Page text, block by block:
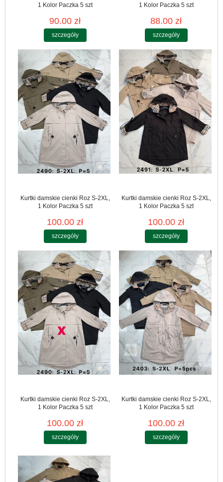
1 Kolor Paczka 5 szt
90.00 zł
szczegóły
1 Kolor Paczka 5 szt
88.00 zł
szczegóły
Kurtki damskie cienki Roz S-2XL,
1 Kolor Paczka 5 szt
100.00 zł
szczegóły
Kurtki damskie cienki Roz S-2XL,
1 Kolor Paczka 5 szt
100.00 zł
szczegóły
Kurtki damskie cienki Roz S-2XL,
1 Kolor Paczka 5 szt
100.00 zł
szczegóły
Kurtki damskie cienki Roz S-2XL,
1 Kolor Paczka 5 szt
100.00 zł
szczegóły